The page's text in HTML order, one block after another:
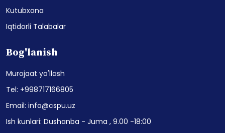
Kutubxona
Iqtidorli Talabalar
Bog'lanish
Murojaat yo'llash
Tel: +998717166805
Email: info@cspu.uz
Ish kunlari: Dushanba - Juma , 9.00 -18:00